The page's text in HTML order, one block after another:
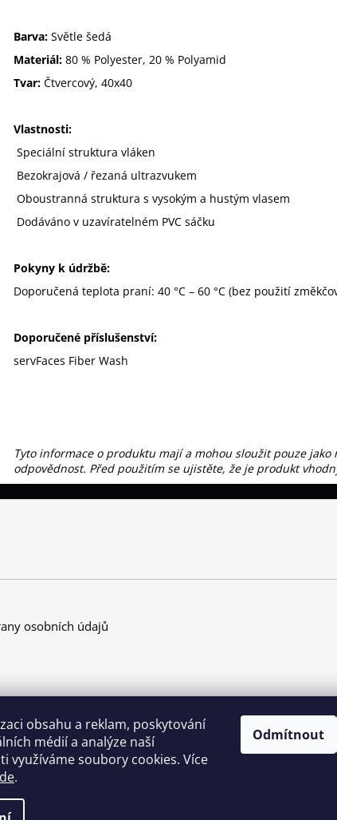
obsahu a reklam, poskytování
médií a analýze naší
využíváme soubory cookies. Více
.
Odmítnout
Barva: Světle šedá
Materiál: 80 % Polyester, 20 % Polyamid
Tvar: Čtvercový, 40x40
Vlastnosti:
Speciální struktura vláken
Bezokrajová / řezaná ultrazvukem
Oboustranná struktura s vysokým a hustým vlasem
Dodáváno v uzavíratelném PVC sáčku
Pokyny k údržbě:
Doporučená teplota praní: 40 °C – 60 °C (bez použití
Doporučené příslušenství:
servFaces Fiber Wash
Tyto informace o produktu mají a mohou sloužit pouze
odpovědnost. Před použitím se ujistěte, že je produkt
osobních údajů